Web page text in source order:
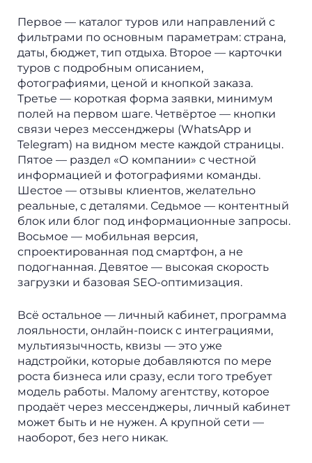
Первое — каталог туров или направлений с
фильтрами по основным параметрам: страна,
даты, бюджет, тип отдыха. Второе — карточки
туров с подробным описанием,
фотографиями, ценой и кнопкой заказа.
Третье — короткая форма заявки, минимум
полей на первом шаге. Четвёртое — кнопки
связи через мессенджеры (WhatsApp и
Telegram) на видном месте каждой страницы.
Пятое — раздел «О компании» с честной
информацией и фотографиями команды.
Шестое — отзывы клиентов, желательно
реальные, с деталями. Седьмое — контентный
блок или блог под информационные запросы.
Восьмое — мобильная версия,
спроектированная под смартфон, а не
подогнанная. Девятое — высокая скорость
загрузки и базовая SEO-оптимизация.
Всё остальное — личный кабинет, программа
лояльности, онлайн-поиск с интеграциями,
мультиязычность, квизы — это уже
надстройки, которые добавляются по мере
роста бизнеса или сразу, если того требует
модель работы. Малому агентству, которое
продаёт через мессенджеры, личный кабинет
может быть и не нужен. А крупной сети —
наоборот, без него никак.